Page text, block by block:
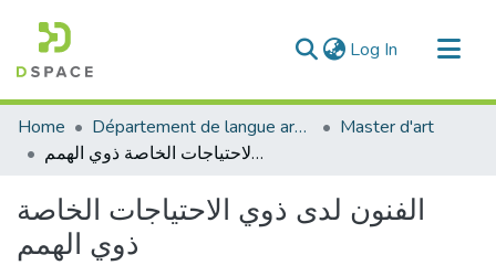
Log In (current)
Communities & Collections
All of DSpace
Home Département de langue arabe
Master d'art
الفنون لدى ذوي الاحتياجات الخاصة ذوي الهمم
الفنون لدى ذوي الاحتياجات الخاصة
ذوي الهمم